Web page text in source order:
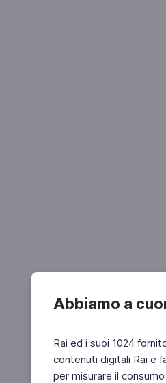
Abbiamo a
Rai ed i suoi 1024
contenuti digitali Rai e
per misurare il